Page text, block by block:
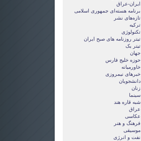
ایران-عراق
برنامه هسته‌ای جمهوری اسلامی
تازه‌های نشر
ترکیه
تکنولوژی
تیتر روزنامه های صبح ایران
تیتر یک
جهان
حوزه خلیج فارس
خاورمیانه
خبرهای نیمروزی
دانشجویان
زنان
سینما
شبه قاره هند
عراق
عکاسی
فرهنگ و هنر
موسیقی
نفت و انرژی